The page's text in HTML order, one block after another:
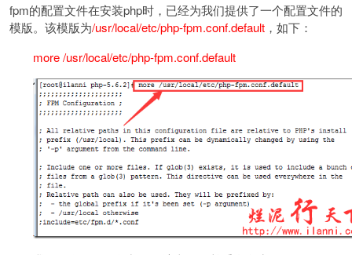
fpm的配置文件在安装php时，已经为我们提供了一个配置文件的
模版。该模版为/usr/local/etc/php-fpm.conf.default ，如下：
more /usr/local/etc/php-fpm.conf.default